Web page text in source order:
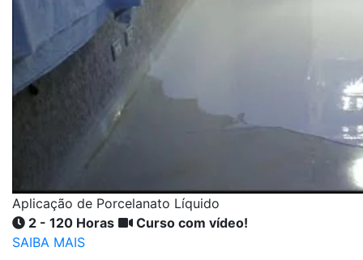
Aplicação de Porcelanato Líquido
2 - 120 Horas
Curso com vídeo!
SAIBA MAIS